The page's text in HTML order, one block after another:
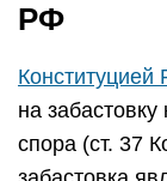
РФ
Конституцией
на
спора (ст. 37